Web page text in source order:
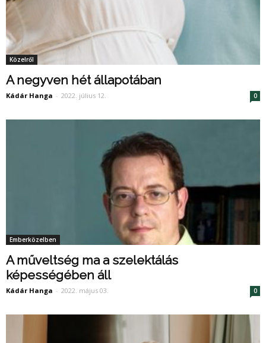
Közelről
A negyven hét állapotában
Kádár Hanga - 2022. július 12. 0
Emberközelben
A műveltség ma a szelektálás
képességében áll
Kádár Hanga - 2022. május 03. 0